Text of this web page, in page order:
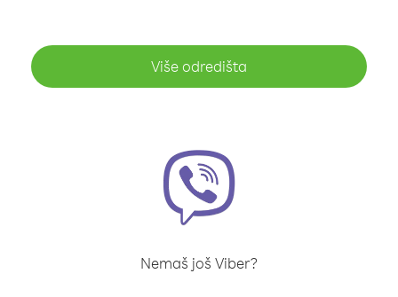
Više odredišta
Nemaš još Viber?